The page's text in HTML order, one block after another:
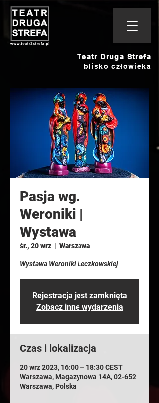
Teatr Druga Strefa
blisko człowieka
Pasja wg.
Weroniki |
Wystawa
śr., 20 wrz
  |
Warszawa
Wystawa Weroniki Leczkowskiej
Rejestracja jest zamknięta
Zobacz inne wydarzenia
Czas i lokalizacja
20 wrz 2023, 16:00 – 18:30 CEST
Warszawa, Magazynowa 14A, 02-652
Warszawa, Polska